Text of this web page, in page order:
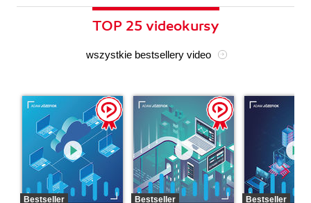
TOP 25 videokursy
wszystkie bestsellery video
Bestseller Bestseller Bestseller